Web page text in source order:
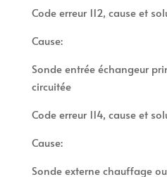
Code erreur 112, cause et
Cause:
Sonde entrée échangeur
circuitée
Code erreur 114, cause et
Cause:
Sonde externe chauffage